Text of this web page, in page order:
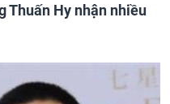
Thuấn Hy nhận nhiều